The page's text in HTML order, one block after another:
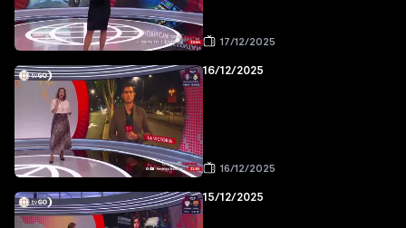
17/12/2025
16/12/2025
16/12/2025
15/12/2025